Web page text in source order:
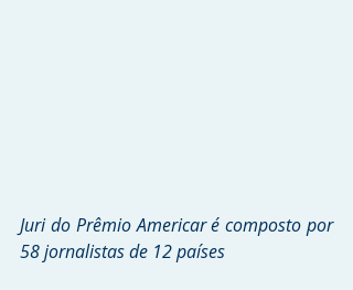
Juri do Prêmio Americar é composto por
58 jornalistas de 12 países